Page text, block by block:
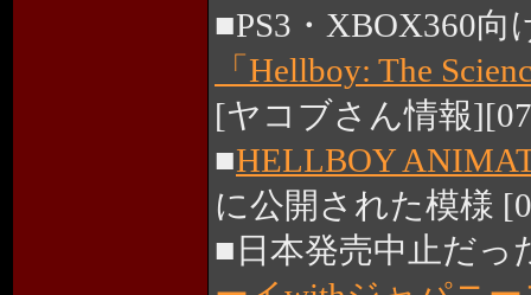
■PS3・XBOX360向
「Hellboy: The
[ヤコブさん情報
■HELLBOY
に公開された模様
■日本発売中止だっ